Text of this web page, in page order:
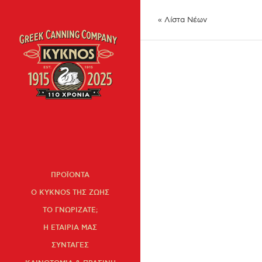
ΠΡΟΪΟΝΤΑ
Ο KYKNOS ΤΗΣ ΖΩΗΣ
ΤΟ ΓΝΩΡΙΖΑΤΕ;
Η ΕΤΑΙΡΙΑ ΜΑΣ
ΣΥΝΤΑΓΕΣ
« Λίστα Νέων